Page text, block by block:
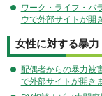
ワーク・ライフ・バ
ウで外部サイトが開
女性に対する暴力
配偶者からの暴力被
で外部サイトが開き